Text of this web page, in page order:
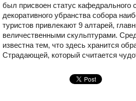
был присвоен статус кафедрального
декоративного убранства собора
туристов привлекают 9 алтарей,
величественными скульптурами.
известна тем, что здесь хранится
Страдающей, который считается